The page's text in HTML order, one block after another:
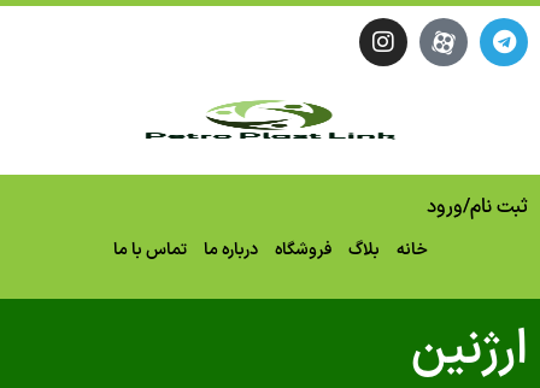
/ورود
بلاگ فروشگاه درباره ما تماس با ما